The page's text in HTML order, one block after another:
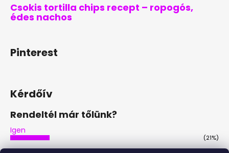
Csokis tortilla chips recept – ropogós,
édes nachos
Pinterest
Kérdőív
Rendeltél már tőlünk?
Igen
(21%)